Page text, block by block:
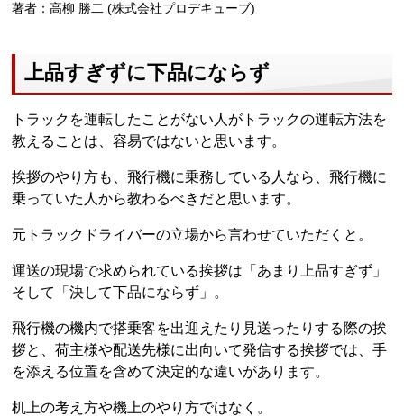
著者：高柳 勝二 (株式会社プロデキューブ)
上品すぎずに下品にならず
トラックを運転したことがない人がトラックの運転方法を
教えることは、容易ではないと思います。
挨拶のやり方も、飛行機に乗務している人なら、飛行機に
乗っていた人から教わるべきだと思います。
元トラックドライバーの立場から言わせていただくと。
運送の現場で求められている挨拶は「あまり上品すぎず」
そして「決して下品にならず」。
飛行機の機内で搭乗客を出迎えたり見送ったりする際の挨
拶と、荷主様や配送先様に出向いて発信する挨拶では、手
を添える位置を含めて決定的な違いがあります。
机上の考え方や機上のやり方ではなく。